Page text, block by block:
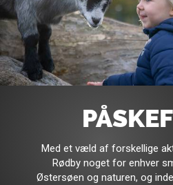
Med et væld af forskellige
Rødby noget for enhver
Østersøen og naturen, og